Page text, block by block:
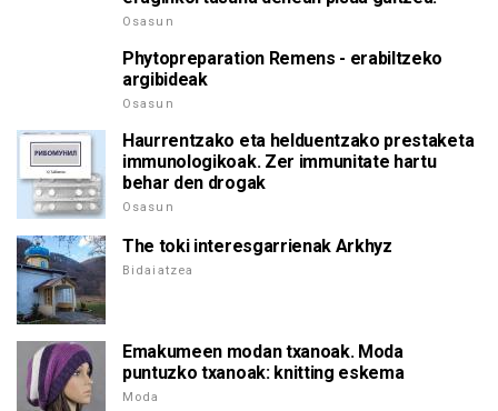
Osasun
Phytopreparation Remens - erabiltzeko
argibideak
Osasun
Haurrentzako eta helduentzako prestaketa
immunologikoak. Zer immunitate hartu
behar den drogak
Osasun
The toki interesgarrienak Arkhyz
Bidaiatzea
Emakumeen modan txanoak. Moda
puntuzko txanoak: knitting eskema
Moda